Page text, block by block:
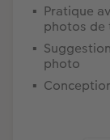
Pratique
photos de
photo​